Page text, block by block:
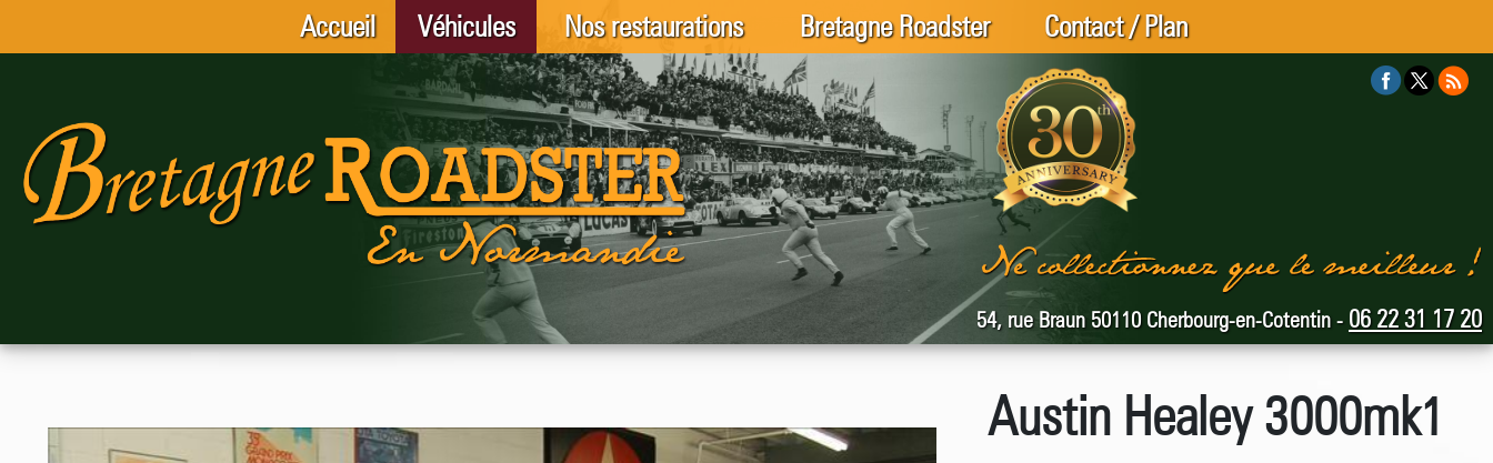
Accueil Véhicules Nos restaurations Bretagne Roadster Contact / Plan
54, rue Braun 50110 Cherbourg-en-Cotentin - 06 22 31 17 20
Austin Healey 3000mk1